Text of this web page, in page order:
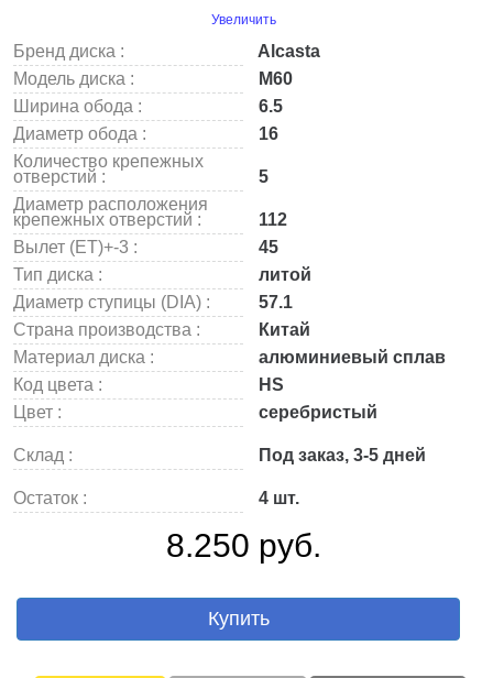
Увеличить
Бренд диска :
Alcasta
Модель диска :
M60
Ширина обода :
6.5
Диаметр обода :
16
Количество крепежных
отверстий :
5
Диаметр расположения
крепежных отверстий :
112
Вылет (ET)+-3 :
45
Тип диска :
литой
Диаметр ступицы (DIA) :
57.1
Страна производства :
Китай
Материал диска :
алюминиевый сплав
Код цвета :
HS
Цвет :
серебристый
Склад : Под заказ, 3-5 дней
Остаток : 4 шт.
8.250 руб.
Купить